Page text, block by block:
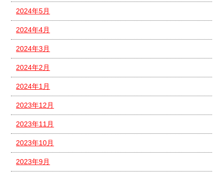
2024年5月
2024年4月
2024年3月
2024年2月
2024年1月
2023年12月
2023年11月
2023年10月
2023年9月